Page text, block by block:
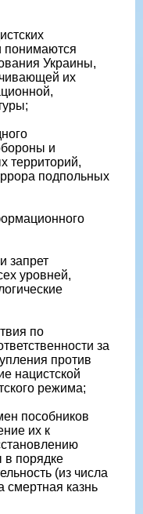
понимаются
Украины,
их
и
территорий,
подпольных
запрет
уровней,
по
за
против
нацистской
режима;
пособников
их к
в порядке
(из числа
смертная казнь